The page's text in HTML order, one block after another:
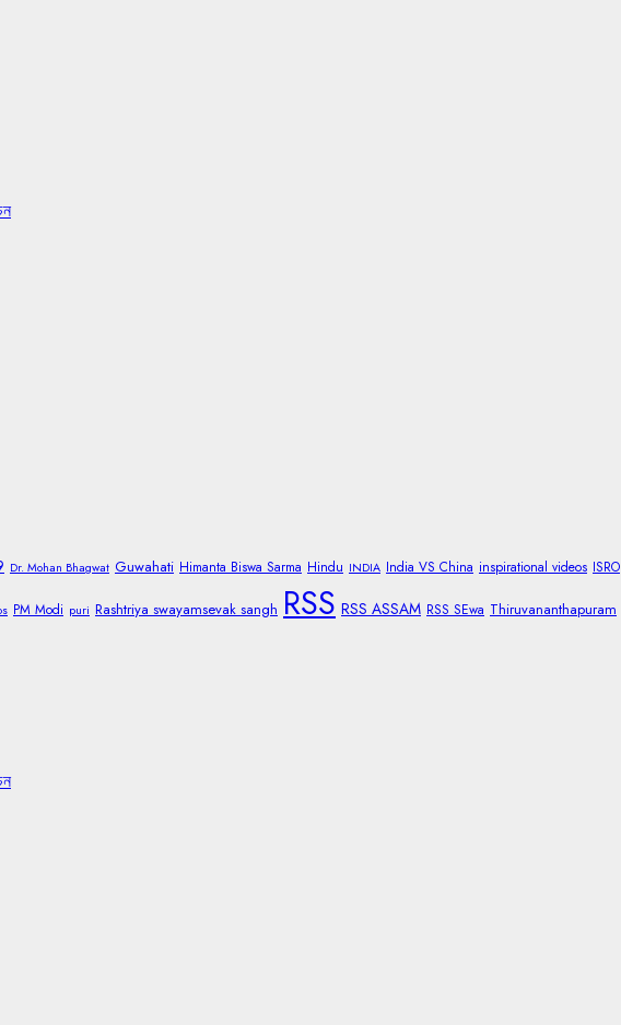
Dr. Mohan Bhagwat Guwahati Himanta Biswa Sarma Hindu INDIA India VS China inspirational videos ISRO
PM Modi puri Rashtriya swayamsevak sangh RSS RSS ASSAM RSS SEwa Thiruvananthapuram